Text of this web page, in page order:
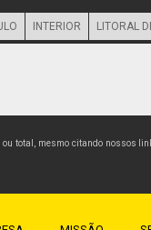
INTERIOR LITORAL
total, mesmo citando nossos